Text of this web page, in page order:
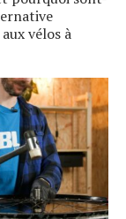
vélos à